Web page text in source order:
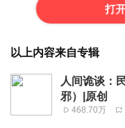
打
以上内容来自专辑
人间诡谈：
邪）|原创
468.70万